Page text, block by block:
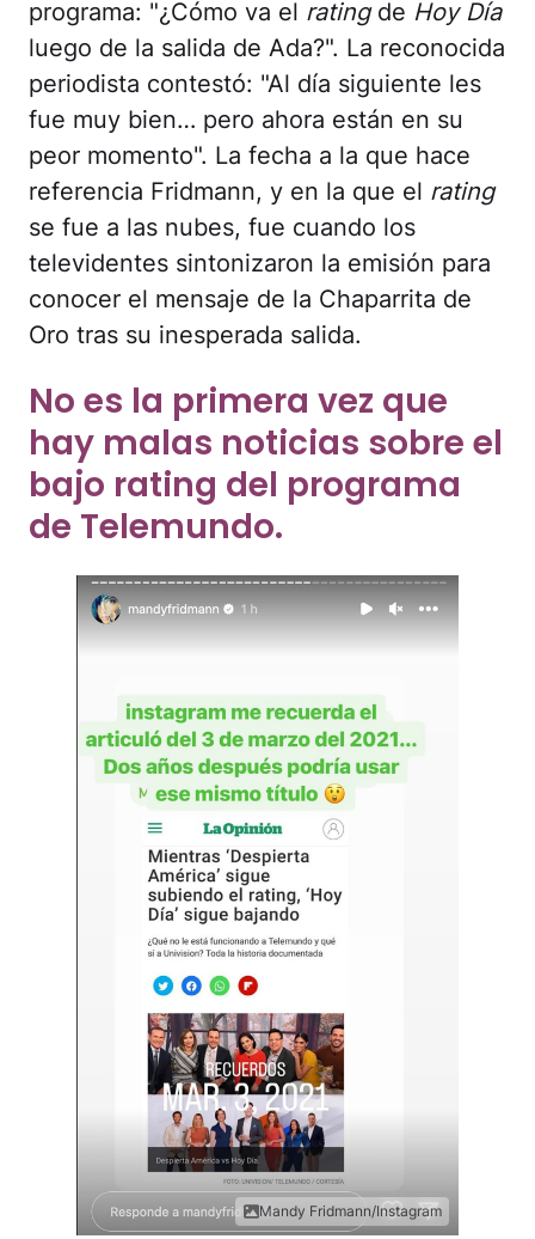
programa: "¿Cómo va el ratingde Hoy Día
luego de la salida de Ada?". La reconocida
periodista contestó: "Al día siguiente les
fue muy bien… pero ahora están en su
peor momento". La fecha a la que hace
referencia Fridmann, y en la que el rating
se fue a las nubes, fue cuando los
televidentes sintonizaron la emisión para
conocer el mensaje de la Chaparrita de
Oro tras su inesperada salida.
No es la primera vez que
hay malas noticias sobre el
bajo rating del programa
de Telemundo.
Mandy Fridmann/Instagram